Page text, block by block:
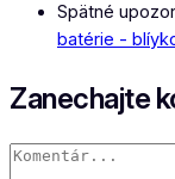
Spätné
batérie -
Zanechajte